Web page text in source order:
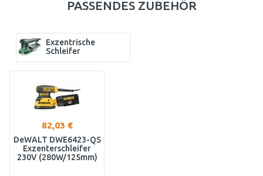
PASSENDES ZUBEHÖR
Exzentrische
Schleifer
82,03 €
DeWALT DWE6423-QS
Exzenterschleifer
230V (280W/125mm)